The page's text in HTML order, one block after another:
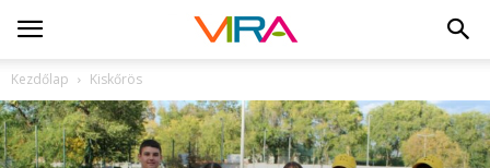
Kezdőlap Kiskőrös